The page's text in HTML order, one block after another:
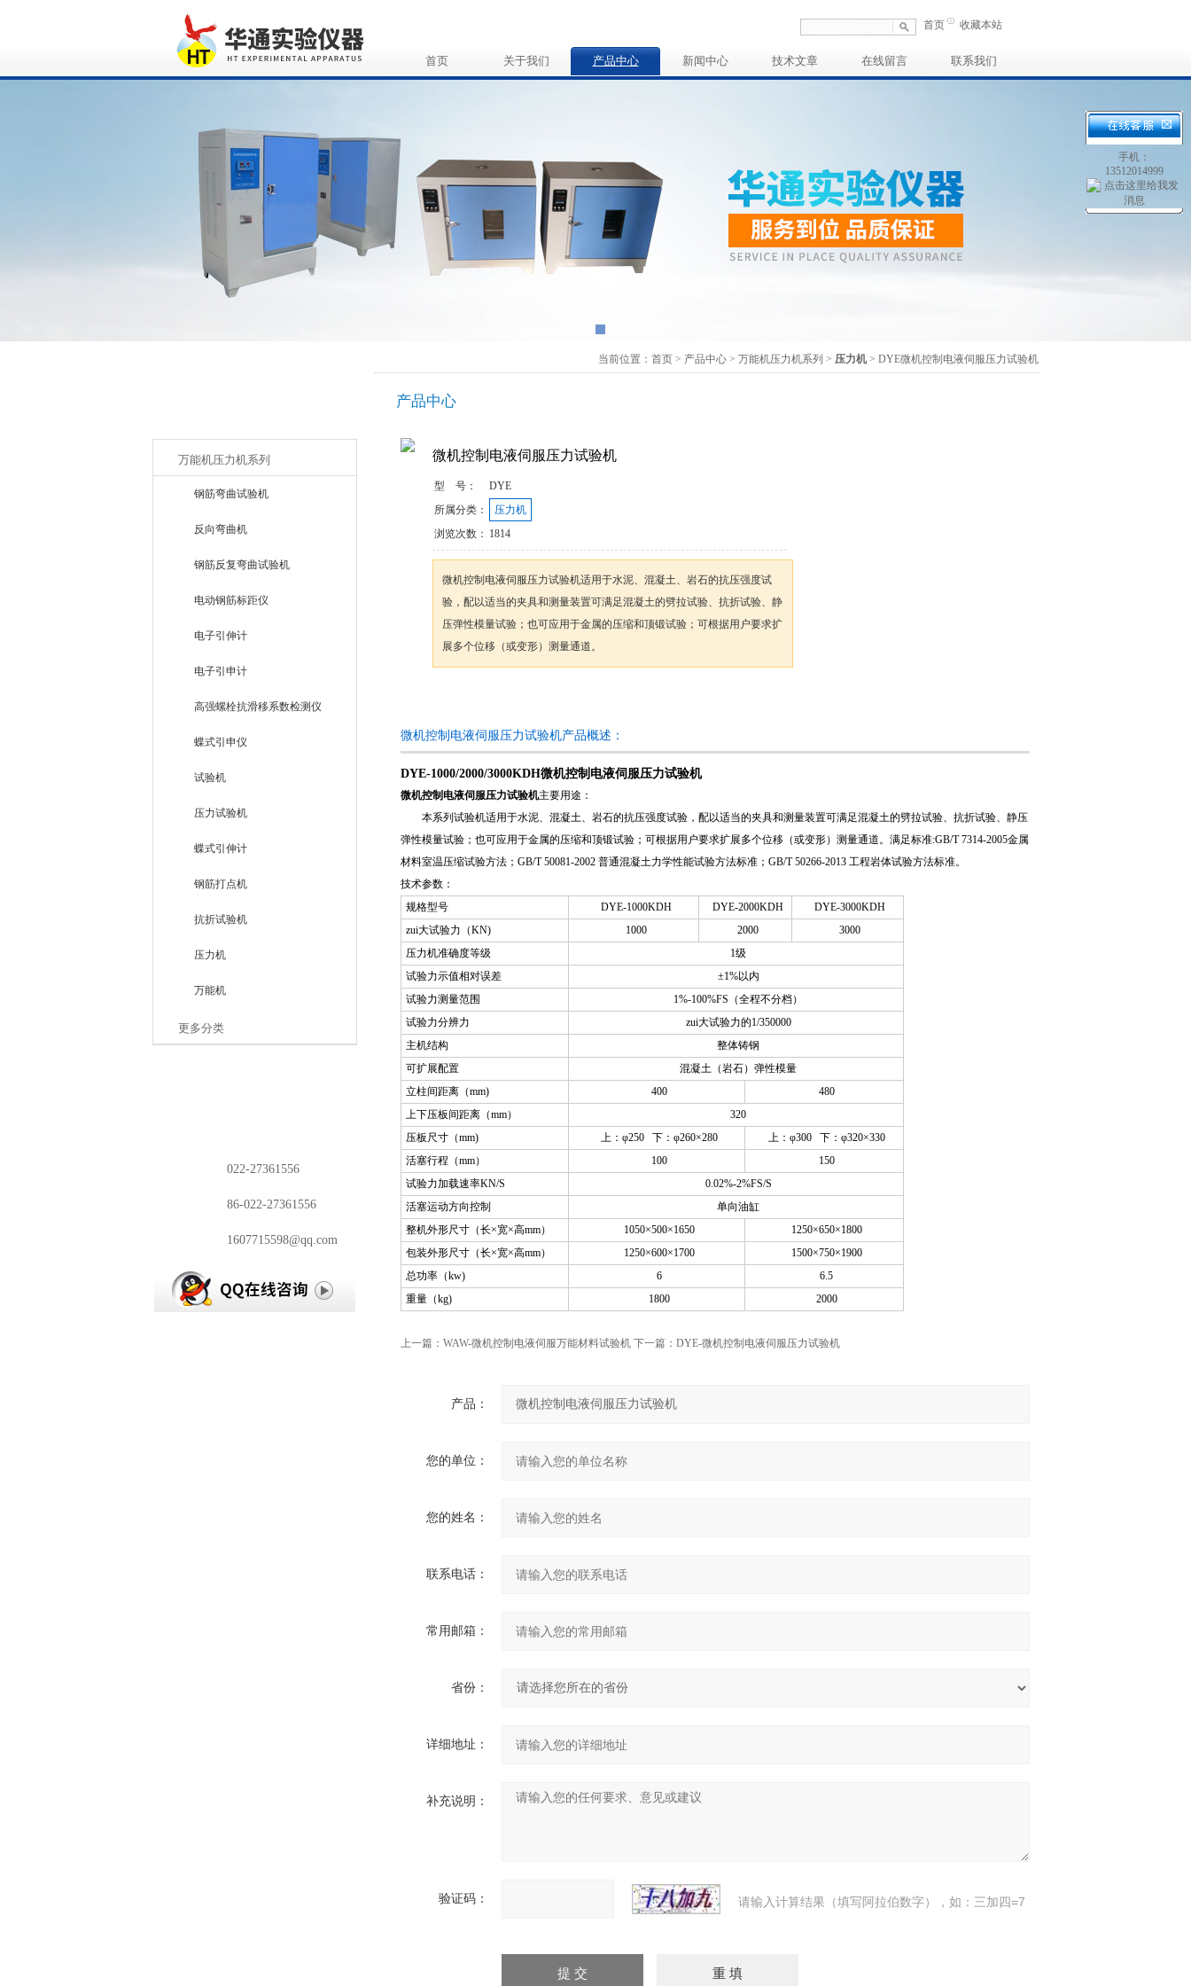
首页 收藏本站
首页 关于我们 产品中心 新闻中心 技术文章 在线留言 联系我们
万能机压力机系列
钢筋弯曲试验机
反向弯曲机
钢筋反复弯曲试验机
电动钢筋标距仪
电子引伸计
电子引申计
高强螺栓抗滑移系数检测仪
蝶式引申仪
试验机
压力试验机
蝶式引伸计
钢筋打点机
抗折试验机
压力机
万能机
更多分类
022-27361556
86-022-27361556
1607715598@qq.com
当前位置： 首页 > 产品中心 > 万能机压力机系列 > 压力机 > DYE微机控制电液伺服压力试验机
产品中心
微机控制电液伺服压力试验机
型 号：
DYE
所属分类：
压力机
浏览次数： 1814
微机控制电液伺服压力试验机适用于水泥、混凝土、岩石的抗压强度试
验，配以适当的夹具和测量装置可满足混凝土的劈拉试验、抗折试验、静
压弹性模量试验；也可应用于金属的压缩和顶锻试验；可根据用户要求扩
展多个位移（或变形）测量通道。
微机控制电液伺服压力试验机产品概述：
DYE-1000/2000/3000KDH微机控制电液伺服压力试验机
微机控制电液伺服压力试验机主要用途：
本系列试验机适用于水泥、混凝土、岩石的抗压强度试验，配以适当的夹具和测量装置可满足混凝土的劈拉试验、抗折试验、静压
弹性模量试验；也可应用于金属的压缩和顶锻试验；可根据用户要求扩展多个位移（或变形）测量通道。满足标准:GB/T 7314-2005金属
材料室温压缩试验方法；GB/T 50081-2002 普通混凝土力学性能试验方法标准；GB/T 50266-2013 工程岩体试验方法标准。
技术参数：
规格型号
DYE-1000KDH DYE-2000KDH
DYE-3000KDH
zui大试验力（KN)
1000 2000
3000
压力机准确度等级
1级
试验力示值相对误差
±1%以内
试验力测量范围
1%-100%FS（全程不分档）
试验力分辨力
zui大试验力的1/350000
主机结构
整体铸钢
可扩展配置
混凝土（岩石）弹性模量
立柱间距离（mm)
400
480
上下压板间距离（mm）
320
压板尺寸（mm)
上：φ250 下：φ260×280
上：φ300 下：φ320×330
活塞行程（mm）
100
150
试验力加载速率KN/S
0.02%-2%FS/S
活塞运动方向控制
单向油缸
整机外形尺寸（长×宽×高mm）
1050×500×1650
1250×650×1800
包装外形尺寸（长×宽×高mm）
1250×600×1700
1500×750×1900
总功率（kw)
6
6.5
重量（kg)
1800 2000
上一篇： WAW-微机控制电液伺服万能材料试验机 下一篇： DYE-微机控制电液伺服压力试验机
产品：
您的单位：
您的姓名：
联系电话：
常用邮箱：
省份：
详细地址：
补充说明：
验证码： 请输入计算结果（填写阿拉伯数字），如：三加四=7
手机：
13512014999